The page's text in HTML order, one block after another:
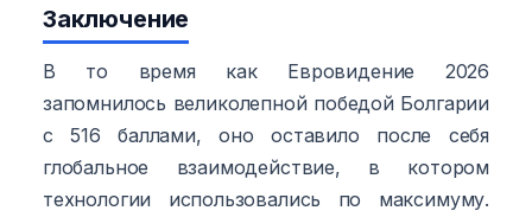
Заключение
В то время как Евровидение 2026
запомнилось великолепной победой Болгарии
с 516 баллами, оно оставило после себя
глобальное взаимодействие, в котором
технологии использовались по максимуму.